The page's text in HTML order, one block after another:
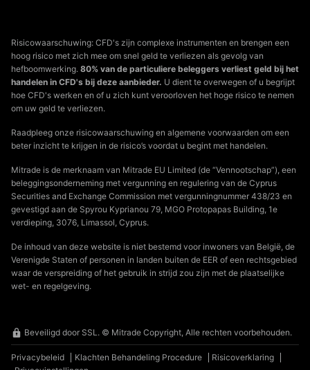
Risicowaarschuwing: CFD's zijn complexe instrumenten en brengen een
hoog risico met zich mee om snel geld te verliezen als gevolg van
hefboomwerking. 80% van de particuliere beleggers verliest geld bij het
handelen in CFD's bij deze aanbieder. U dient te overwegen of u begrijpt
hoe CFD's werken en of u zich kunt veroorloven het hoge risico te nemen
om uw geld te verliezen.
Raadpleeg onze risicowaarschuwing en algemene voorwaarden om een
beter inzicht te krijgen in de risico’s voordat u begint met handelen.
Mitrade is de merknaam van Mitrade EU Limited (de “Vennootschap”), een
beleggingsonderneming met vergunning en regulering van de Cyprus
Securities and Exchange Commission met vergunningnummer 438/23 en
gevestigd aan de Spyrou Kyprianou 79, MGO Protopapas Building, 1e
verdieping, 3076, Limassol, Cyprus.
De inhoud van deze website is niet bestemd voor inwoners van België, de
Verenigde Staten of personen in landen buiten de EER of een rechtsgebied
waar de verspreiding of het gebruik in strijd zou zijn met de plaatselijke
wet- en regelgeving.
Beveiligd door SSL. © Mitrade Copyright, Alle rechten voorbehouden.
Privacybeleid Klachten Behandeling Procedure
Risicoverklaring